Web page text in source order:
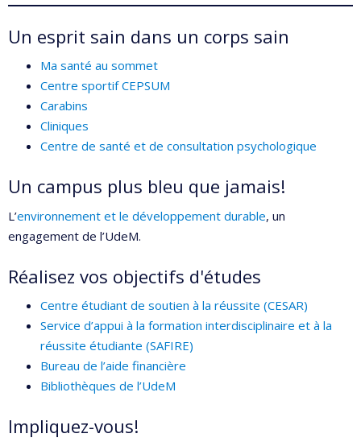
Un esprit sain dans un corps sain
Ma santé au sommet
Centre sportif CEPSUM
Carabins
Cliniques
Centre de santé et de consultation psychologique
Un campus plus bleu que jamais!
L’environnement et le développement durable, un
engagement de l’UdeM.
Réalisez vos objectifs d'études
Centre étudiant de soutien à la réussite (CESAR)
Service d’appui à la formation interdisciplinaire et à la
réussite étudiante (SAFIRE)
Bureau de l’aide financière
Bibliothèques de l’UdeM
Impliquez-vous!